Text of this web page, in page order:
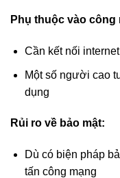
Phụ thuộc vào công
Cần kết nối
Một số người cao
dụng
Rủi ro về bảo mật:
Dù có biện pháp
tấn công mạng